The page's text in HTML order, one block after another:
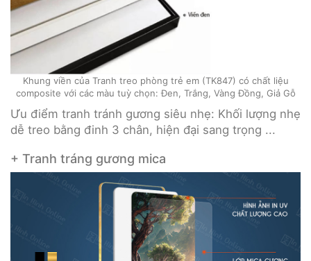
Khung viền của Tranh treo phòng trẻ em (TK847) có chất liệu
composite với các màu tuỳ chọn: Đen, Trắng, Vàng Đồng, Giả Gỗ
Ưu điểm tranh tránh gương siêu nhẹ: Khối lượng nhẹ
dễ treo bằng đinh 3 chân, hiện đại sang trọng ...
+ Tranh tráng gương mica